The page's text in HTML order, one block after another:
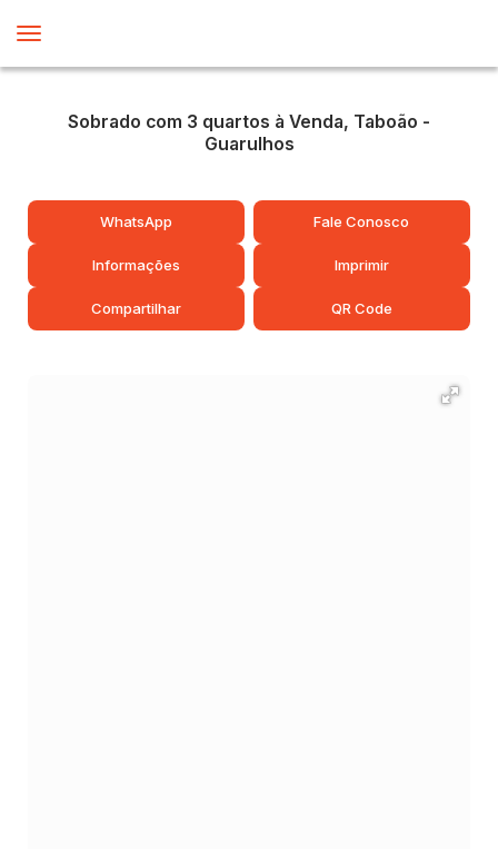
Sobrado com 3 quartos à Venda, Taboão -
Guarulhos
WhatsApp Fale Conosco
Informações Imprimir
Compartilhar QR Code